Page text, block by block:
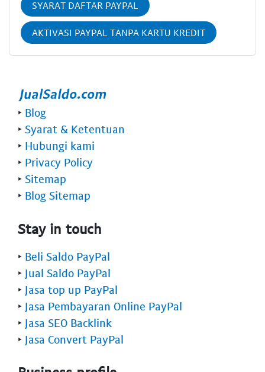
SYARAT DAFTAR PAYPAL
AKTIVASI PAYPAL TANPA KARTU KREDIT
‣ Blog
‣ Syarat & Ketentuan
‣ Hubungi kami
‣ Privacy Policy
‣ Sitemap
‣ Blog Sitemap
Stay in touch
‣ Beli Saldo PayPal
‣ Jual Saldo PayPal
‣ Jasa top up PayPal
‣ Jasa Pembayaran Online PayPal
‣ Jasa SEO Backlink
‣ Jasa Convert PayPal